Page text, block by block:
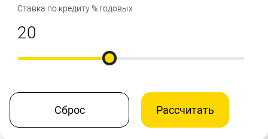
Ставка по кредиту % годовых
Сброс Рассчитать